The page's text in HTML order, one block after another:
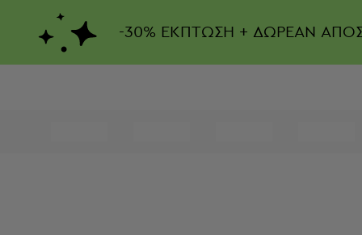
-30% ΕΚΠΤΩΣΗ + ΔΩΡΕΑΝ